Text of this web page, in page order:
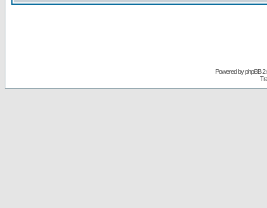
Powered byphpBB